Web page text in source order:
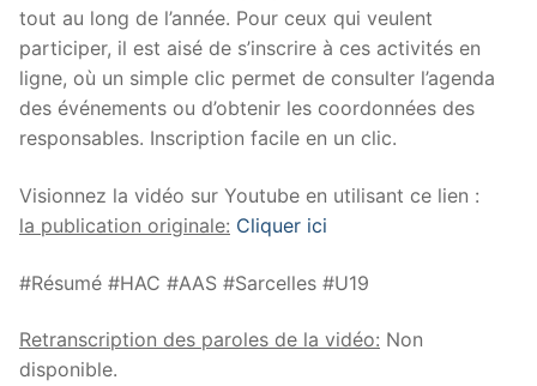
tout au long de l’année. Pour ceux qui veulent
participer, il est aisé de s’inscrire à ces activités en
ligne, où un simple clic permet de consulter l’agenda
des événements ou d’obtenir les coordonnées des
responsables. Inscription facile en un clic.
Visionnez la vidéo sur Youtube en utilisant ce lien :
la publication originale: Cliquer ici
#Résumé #HAC #AAS #Sarcelles #U19
Retranscription des paroles de la vidéo: Non
disponible.